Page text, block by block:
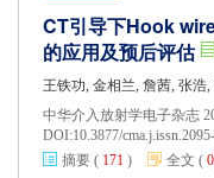
CT引导下Hook
的应用及预后评估
王铁功, 金相兰, 詹茜, 张浩
中华介入放射学电子杂志
DOI:10.3877/
摘要 ( 171 ) 全文 ( 0